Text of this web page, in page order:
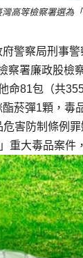
高等檢察署選為
府警察局刑事
察署廉政股檢
命81包（共
菸彈1顆，
害防制條例
重大毒品案件